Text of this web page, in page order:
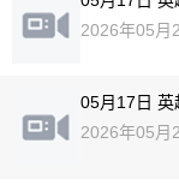
2026年05月
05月17日 英
2026年05月